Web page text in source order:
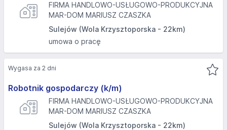
FIRMA HANDLOWO-USŁUGOWO-PRODUKCYJNA
MAR-DOM MARIUSZ CZASZKA
Sulejów (Wola Krzysztoporska - 22km)
umowa o pracę
Robotnik gospodarczy (k/m)
FIRMA HANDLOWO-USŁUGOWO-PRODUKCYJNA
MAR-DOM MARIUSZ CZASZKA
Sulejów (Wola Krzysztoporska - 22km)
Wygasa za 2 dni